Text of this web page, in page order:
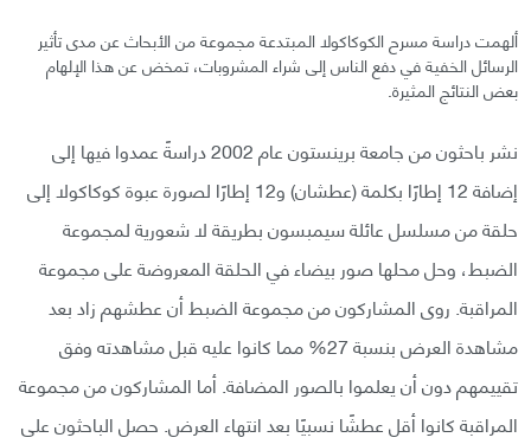
ألهمت دراسة مسرح الكوكاكولا المبتدعة مجموعة من الأبحاث عن مدى تأثير
الرسائل الخفية في دفع الناس إلى شراء المشروبات، تمخض عن هذا الإلهام
بعض النتائج المثيرة.
نشر باحثون من جامعة برينستون عام 2002 دراسةً عمدوا فيها إلى
إضافة 12 إطارًا بكلمة (عطشان) و12 إطارًا لصورة عبوة كوكاكولا إلى
حلقة من مسلسل عائلة سيمبسون بطريقة لا شعورية لمجموعة
الضبط، وحل محلها صور بيضاء في الحلقة المعروضة على مجموعة
المراقبة. روى المشاركون من مجموعة الضبط أن عطشهم زاد بعد
مشاهدة العرض بنسبة 27% مما كانوا عليه قبل مشاهدته وفق
تقييمهم دون أن يعلموا بالصور المضافة. أما المشاركون من مجموعة
المراقبة كانوا أقل عطشًا نسبيًا بعد انتهاء العرض. حصل الباحثون على